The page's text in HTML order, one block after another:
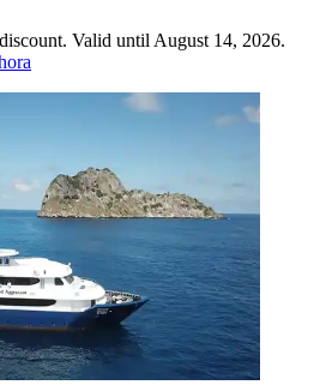
Valid until August 14, 2026.